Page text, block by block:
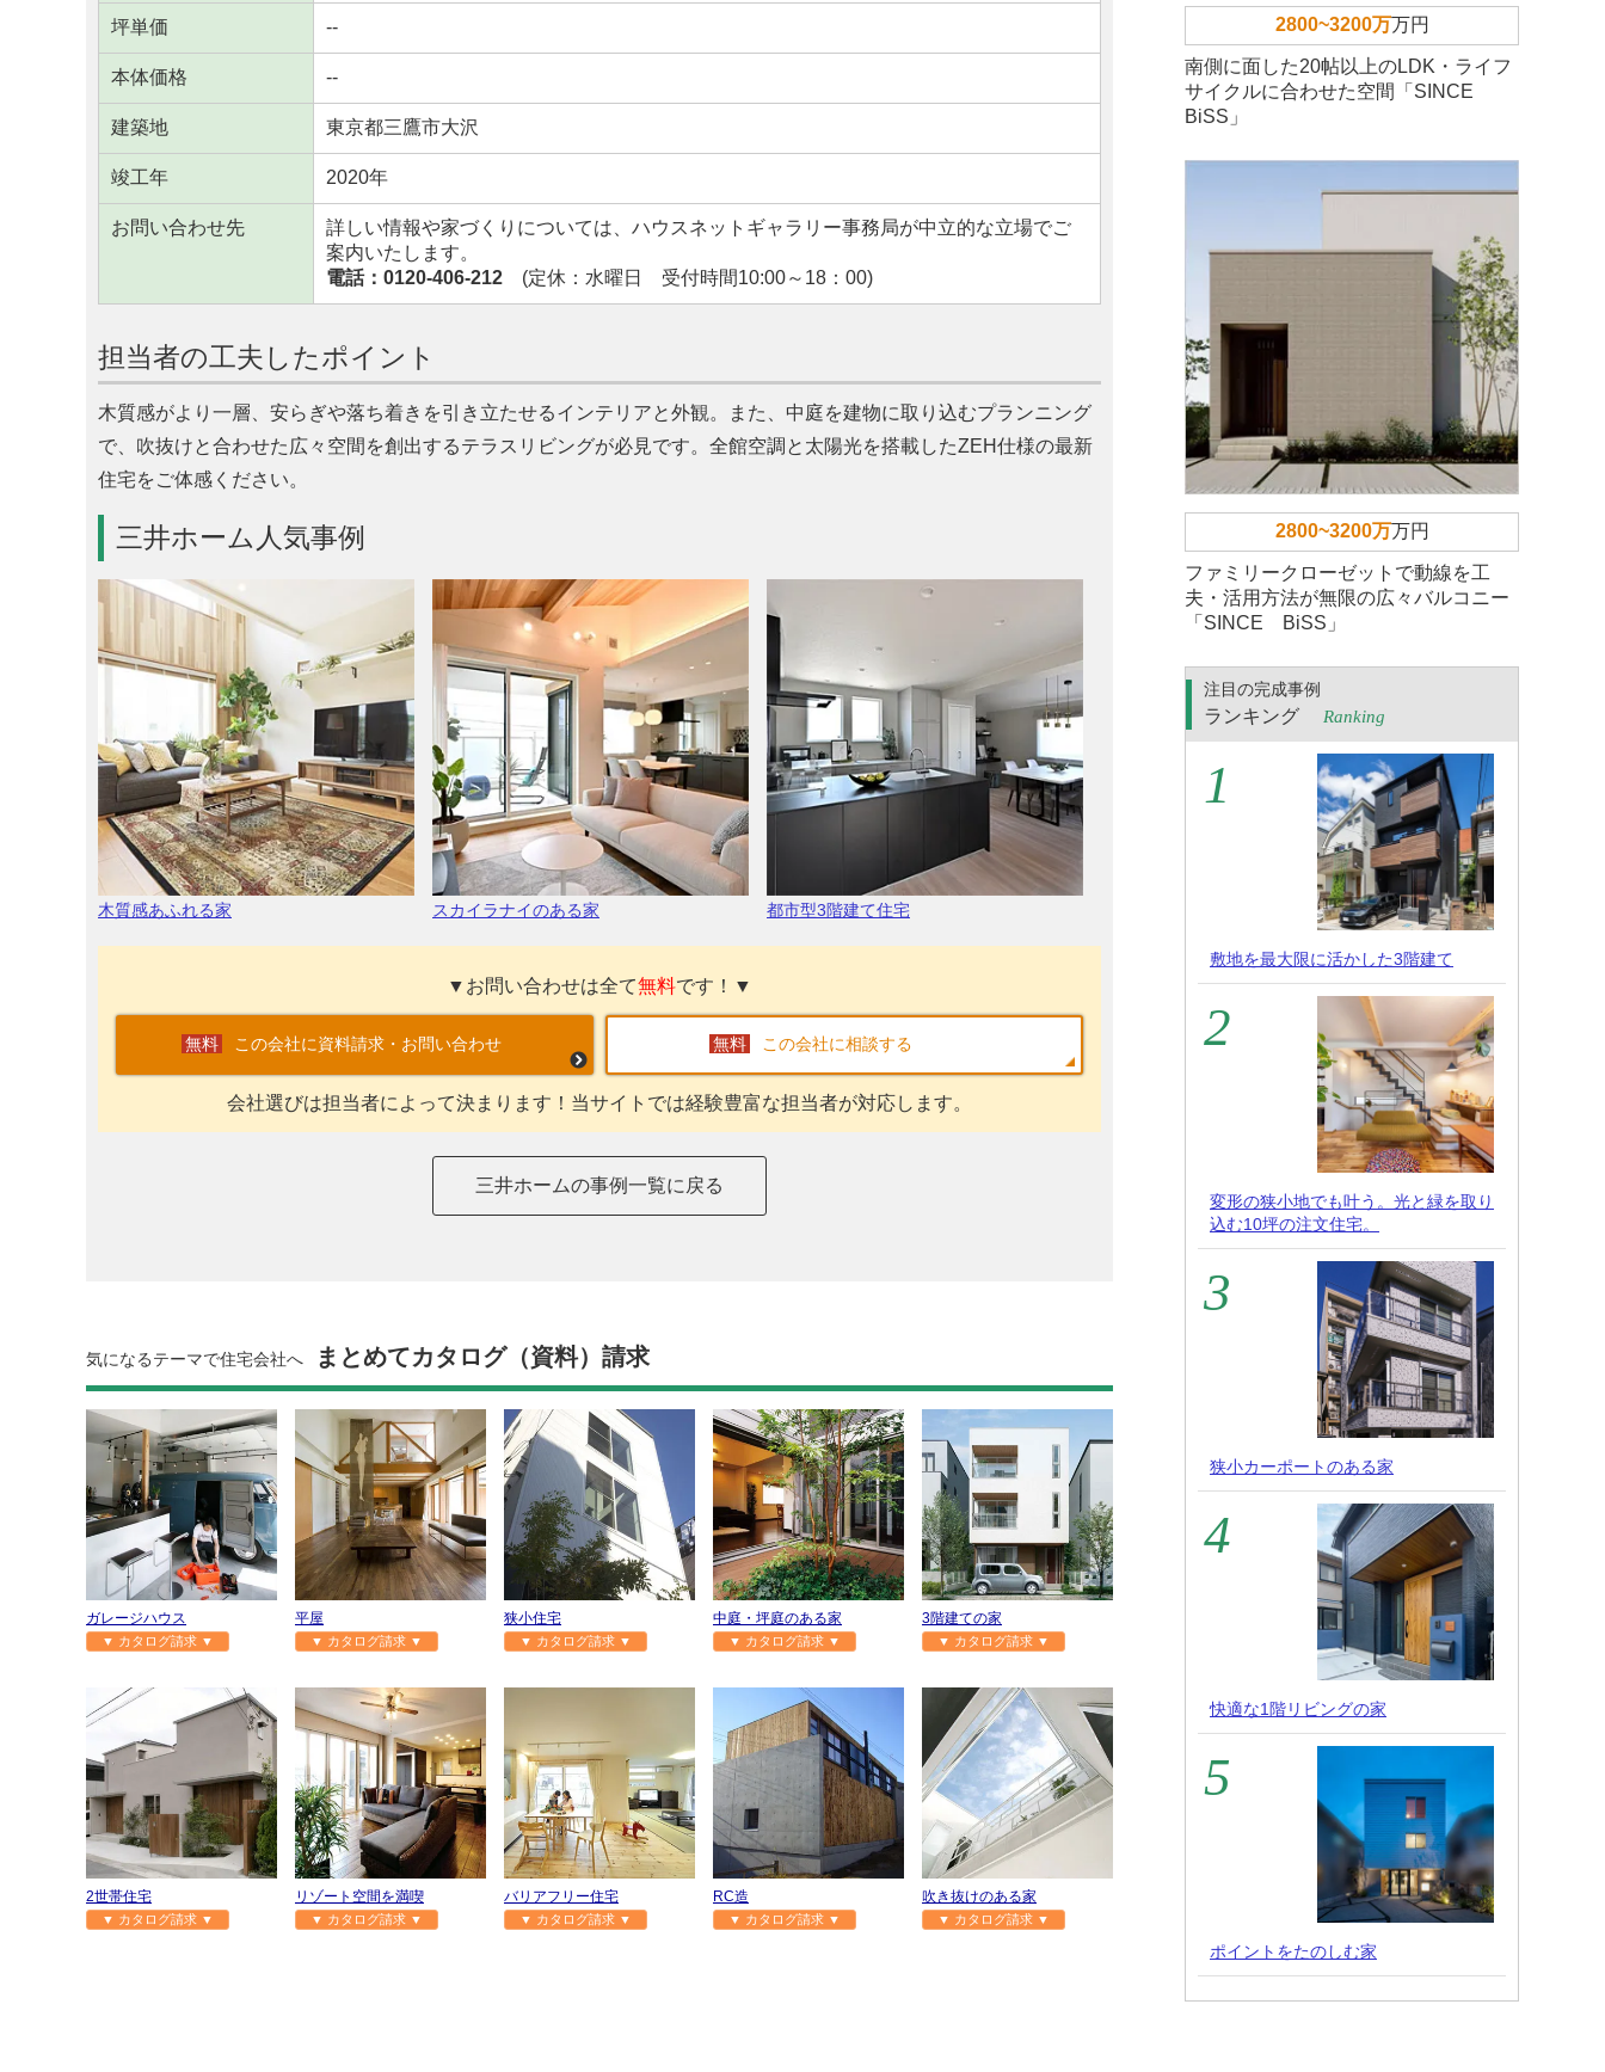
坪単価 --
本体価格 --
建築地 東京都三鷹市大沢
竣工年 2020年
お問い合わせ先
詳しい情報や家づくりについては、ハウスネットギャラリー事務局が中立的な立場でご
案内いたします。
電話：0120-406-212 (定休：水曜日 受付時間10:00～18：00)
担当者の工夫したポイント
木質感がより一層、安らぎや落ち着きを引き立たせるインテリアと外観。また、中庭を建物に取り込むプランニング
で、吹抜けと合わせた広々空間を創出するテラスリビングが必見です。全館空調と太陽光を搭載したZEH仕様の最新
住宅をご体感ください。
三井ホーム人気事例
木質感あふれる家 スカイラナイのある家 都市型3階建て住宅
▼お問い合わせは全て無料です！▼
この会社に資料請求・お問い合わせ この会社に相談する
会社選びは担当者によって決まります！当サイトでは経験豊富な担当者が対応します。
三井ホームの事例一覧に戻る
気になるテーマで住宅会社へ まとめてカタログ（資料）請求
ガレージハウス
▼ カタログ請求 ▼
平屋
▼ カタログ請求 ▼
狭小住宅
▼ カタログ請求 ▼
中庭・坪庭のある家
▼ カタログ請求 ▼
3階建ての家
▼ カタログ請求 ▼
2世帯住宅
▼ カタログ請求 ▼
リゾート空間を満喫
▼ カタログ請求 ▼
バリアフリー住宅
▼ カタログ請求 ▼
RC造
▼ カタログ請求 ▼
吹き抜けのある家
▼ カタログ請求 ▼
2800~3200万万円
南側に面した20帖以上のLDK・ライフ
サイクルに合わせた空間「SINCE
BiSS」
2800~3200万万円
ファミリークローゼットで動線を工
夫・活用方法が無限の広々バルコニー
「SINCE BiSS」
注目の完成事例
ランキング Ranking
敷地を最大限に活かした3階建て
変形の狭小地でも叶う。光と緑を取り
込む10坪の注文住宅。
狭小カーポートのある家
快適な1階リビングの家
ポイントをたのしむ家